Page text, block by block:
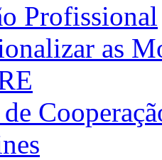
Profissional
as